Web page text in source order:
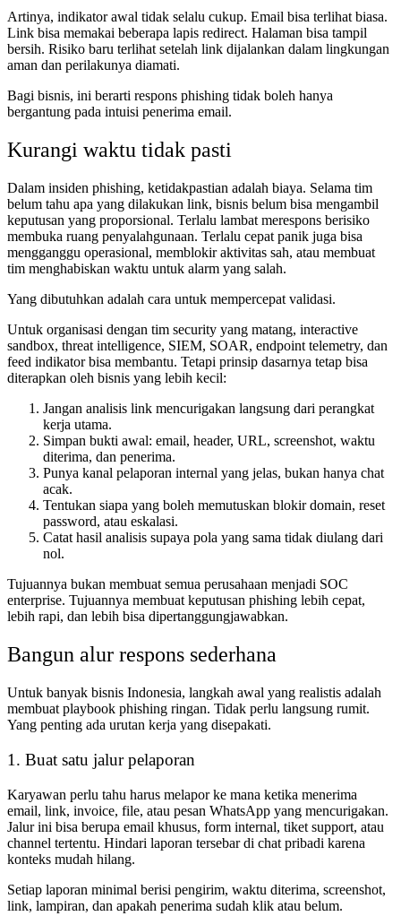
Artinya, indikator awal tidak selalu cukup. Email bisa terlihat biasa.
Link bisa memakai beberapa lapis redirect. Halaman bisa tampil
bersih. Risiko baru terlihat setelah link dijalankan dalam lingkungan
aman dan perilakunya diamati.
Bagi bisnis, ini berarti respons phishing tidak boleh hanya
bergantung pada intuisi penerima email.
Kurangi waktu tidak pasti
Dalam insiden phishing, ketidakpastian adalah biaya. Selama tim
belum tahu apa yang dilakukan link, bisnis belum bisa mengambil
keputusan yang proporsional. Terlalu lambat merespons berisiko
membuka ruang penyalahgunaan. Terlalu cepat panik juga bisa
mengganggu operasional, memblokir aktivitas sah, atau membuat
tim menghabiskan waktu untuk alarm yang salah.
Yang dibutuhkan adalah cara untuk mempercepat validasi.
Untuk organisasi dengan tim security yang matang, interactive
sandbox, threat intelligence, SIEM, SOAR, endpoint telemetry, dan
feed indikator bisa membantu. Tetapi prinsip dasarnya tetap bisa
diterapkan oleh bisnis yang lebih kecil:
Jangan analisis link mencurigakan langsung dari perangkat
kerja utama.
Simpan bukti awal: email, header, URL, screenshot, waktu
diterima, dan penerima.
Punya kanal pelaporan internal yang jelas, bukan hanya chat
acak.
Tentukan siapa yang boleh memutuskan blokir domain, reset
password, atau eskalasi.
Catat hasil analisis supaya pola yang sama tidak diulang dari
nol.
Tujuannya bukan membuat semua perusahaan menjadi SOC
enterprise. Tujuannya membuat keputusan phishing lebih cepat,
lebih rapi, dan lebih bisa dipertanggungjawabkan.
Bangun alur respons sederhana
Untuk banyak bisnis Indonesia, langkah awal yang realistis adalah
membuat playbook phishing ringan. Tidak perlu langsung rumit.
Yang penting ada urutan kerja yang disepakati.
1. Buat satu jalur pelaporan
Karyawan perlu tahu harus melapor ke mana ketika menerima
email, link, invoice, file, atau pesan WhatsApp yang mencurigakan.
Jalur ini bisa berupa email khusus, form internal, tiket support, atau
channel tertentu. Hindari laporan tersebar di chat pribadi karena
konteks mudah hilang.
Setiap laporan minimal berisi pengirim, waktu diterima, screenshot,
link, lampiran, dan apakah penerima sudah klik atau belum.